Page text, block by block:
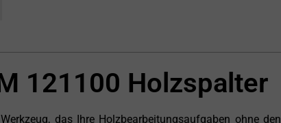
121100 Holzspalter
das Ihre Holzbearbeitungsaufgaben ohne den